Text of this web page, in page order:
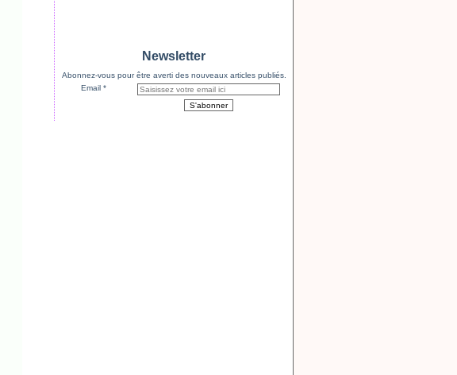
Newsletter
Abonnez-vous pour être averti des nouveaux articles publiés.
Email